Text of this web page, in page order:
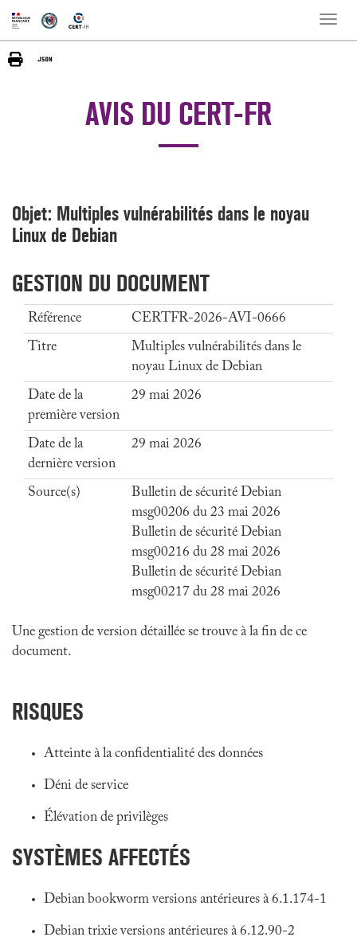
Toggle
AVIS DU CERT-FR
Objet: Multiples vulnérabilités dans le noyau
Linux de Debian
GESTION DU DOCUMENT
Référence
CERTFR-2026-AVI-0666
Titre
Multiples vulnérabilités dans le
noyau Linux de Debian
Date de la
première version
29 mai 2026
Date de la
dernière version
29 mai 2026
Source(s)
Bulletin de sécurité Debian
msg00206 du 23 mai 2026
Bulletin de sécurité Debian
msg00216 du 28 mai 2026
Bulletin de sécurité Debian
msg00217 du 28 mai 2026
Une gestion de version détaillée se trouve à la fin de ce
document.
RISQUES
Atteinte à la confidentialité des données
Déni de service
Élévation de privilèges
SYSTÈMES AFFECTÉS
Debian bookworm versions antérieures à 6.1.174-1
Debian trixie versions antérieures à 6.12.90-2